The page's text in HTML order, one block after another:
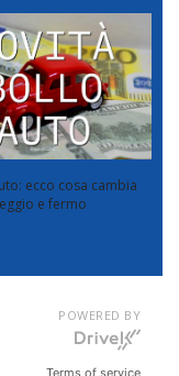
ecco cosa cambia
e fermo
POWERED BY
Terms of service